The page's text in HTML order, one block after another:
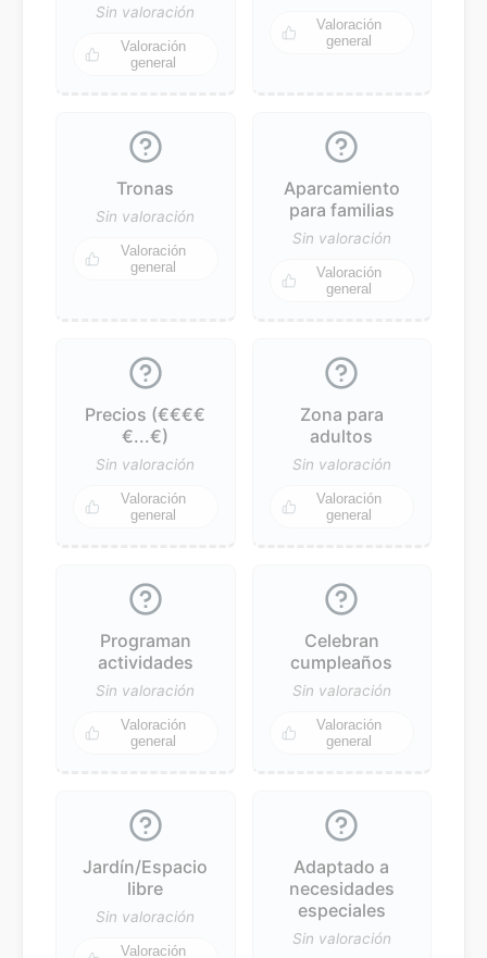
Sin valoración
Valoración
general
Valoración
general
Tronas
Sin valoración
Valoración
general
Aparcamiento
para familias
Sin valoración
Valoración
general
Precios (€€€€
€...€)
Sin valoración
Valoración
general
Zona para
adultos
Sin valoración
Valoración
general
Programan
actividades
Sin valoración
Valoración
general
Celebran
cumpleaños
Sin valoración
Valoración
general
Jardín/Espacio
libre
Sin valoración
Valoración
Adaptado a
necesidades
especiales
Sin valoración